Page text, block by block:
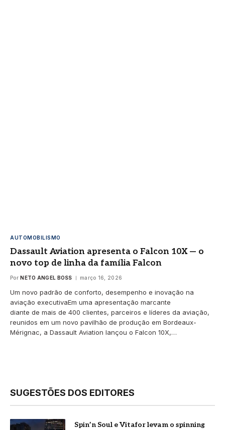
AUTOMOBILISMO
Dassault Aviation apresenta o Falcon 10X — o
novo top de linha da família Falcon
Por NETO ANGEL BOSS março 16, 2026
Um novo padrão de conforto, desempenho e inovação na
aviação executivaEm uma apresentação marcante
diante de mais de 400 clientes, parceiros e líderes da aviação,
reunidos em um novo pavilhão de produção em Bordeaux-
Mérignac, a Dassault Aviation lançou o Falcon 10X,…
SUGESTÕES DOS EDITORES
Spin’n Soul e Vitafor levam o spinning